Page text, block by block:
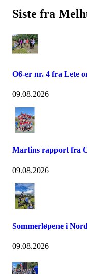
Siste fra
O6-er nr. 4 fra Lete
09.08.2026
Martins rapport fra
09.08.2026
Sommerløpene i
09.08.2026